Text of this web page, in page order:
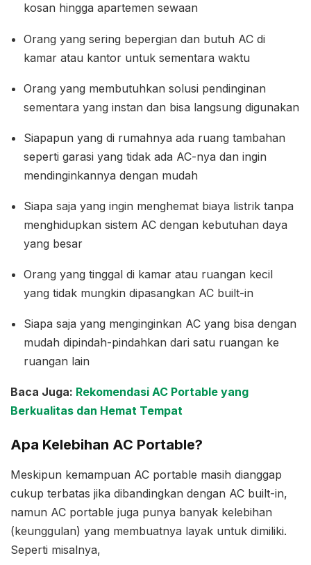
kosan hingga apartemen sewaan
Orang yang sering bepergian dan butuh AC di
kamar atau kantor untuk sementara waktu
Orang yang membutuhkan solusi pendinginan
sementara yang instan dan bisa langsung digunakan
Siapapun yang di rumahnya ada ruang tambahan
seperti garasi yang tidak ada AC-nya dan ingin
mendinginkannya dengan mudah
Siapa saja yang ingin menghemat biaya listrik tanpa
menghidupkan sistem AC dengan kebutuhan daya
yang besar
Orang yang tinggal di kamar atau ruangan kecil
yang tidak mungkin dipasangkan AC built-in
Siapa saja yang menginginkan AC yang bisa dengan
mudah dipindah-pindahkan dari satu ruangan ke
ruangan lain
Baca Juga: Rekomendasi AC Portable yang
Berkualitas dan Hemat Tempat
Apa Kelebihan AC Portable?
Meskipun kemampuan AC portable masih dianggap
cukup terbatas jika dibandingkan dengan AC built-in,
namun AC portable juga punya banyak kelebihan
(keunggulan) yang membuatnya layak untuk dimiliki.
Seperti misalnya,